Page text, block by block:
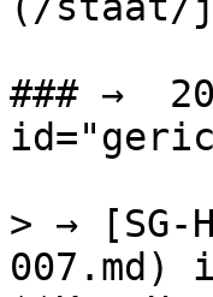
### →
> → [SG-
007.md)